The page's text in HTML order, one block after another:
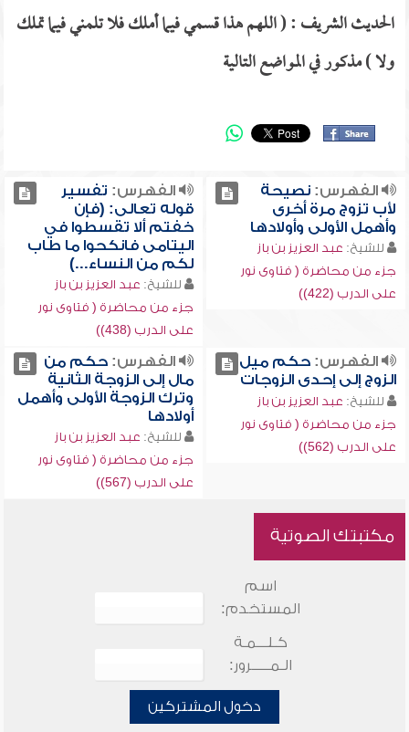
الحديث الشريف : ( اللهم هذا قسمي فيما أملك فلا تلمني فيما تملك
ولا ) مذكور في المواضع التالية
الفهرس:نصيحة
لأب تزوج مرة أخرى
وأهمل الأولى وأولادها
للشيخ: عبد العزيز بن باز
جزء من محاضرة ( فتاوى نور
على الدرب (422))
الفهرس: تفسير
قوله تعالى: (فإن
خفتم ألا تقسطوا في
اليتامى فانكحوا ما طاب
لكم من النساء...)
للشيخ: عبد العزيز بن باز
جزء من محاضرة ( فتاوى نور
على الدرب (438))
الفهرس:حكم ميل
الزوج إلى إحدى الزوجات
للشيخ: عبد العزيز بن باز
جزء من محاضرة ( فتاوى نور
على الدرب (562))
الفهرس:حكم من
مال إلى الزوجة الثانية
وترك الزوجة الأولى وأهمل
أولادها
للشيخ: عبد العزيز بن باز
جزء من محاضرة ( فتاوى نور
على الدرب (567))
مكتبتك الصوتية
اسم
المستخدم:
كـلـــمـة
الـمـــــرور:
دخول المشتركين